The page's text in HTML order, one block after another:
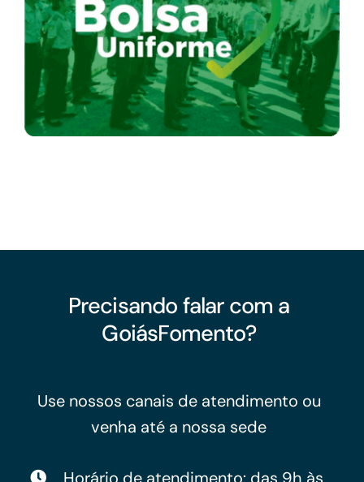
Acesso à Informação
Precisando falar com a
GoiásFomento?
Use nossos canais de atendimento ou
venha até a nossa sede